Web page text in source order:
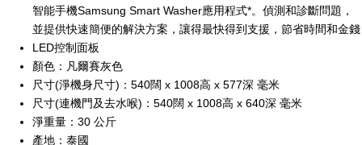
智能手機Samsung Smart Washer應用程式*。偵測和診斷問題，
並提供快速簡便的解決方案，讓得最快得到支援，節省時間和金錢
LED控制面板
顏色：凡爾賽灰色
尺寸(淨機身尺寸)：540闊 x 1008高 x 577深 毫米
尺寸(連機門及去水喉)：540闊 x 1008高 x 640深 毫米
淨重量：30 公斤
產地：泰國